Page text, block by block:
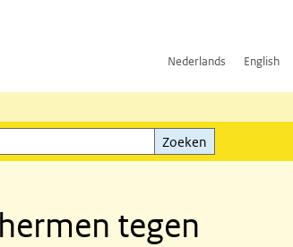
Nederlands English
Zoeken
tegen